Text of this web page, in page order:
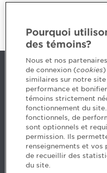
emploiCPA@cpaquebec.ca
Contact us
514 788-1376 1
emploiCPA@cpaquebec.ca
5, Place Ville Marie,
(Québec)H3B 2G2
www.cpaquebec.ca
Facebook – CPA
Pourquoi
des témoins?
Nous et nos
de connexion (cookies
similaires sur notre
performance et
témoins strictement
fonctionnement du
fonctionnels, de
sont optionnels et
permission. Ils
renseignements et vos
de recueillir des
du site.